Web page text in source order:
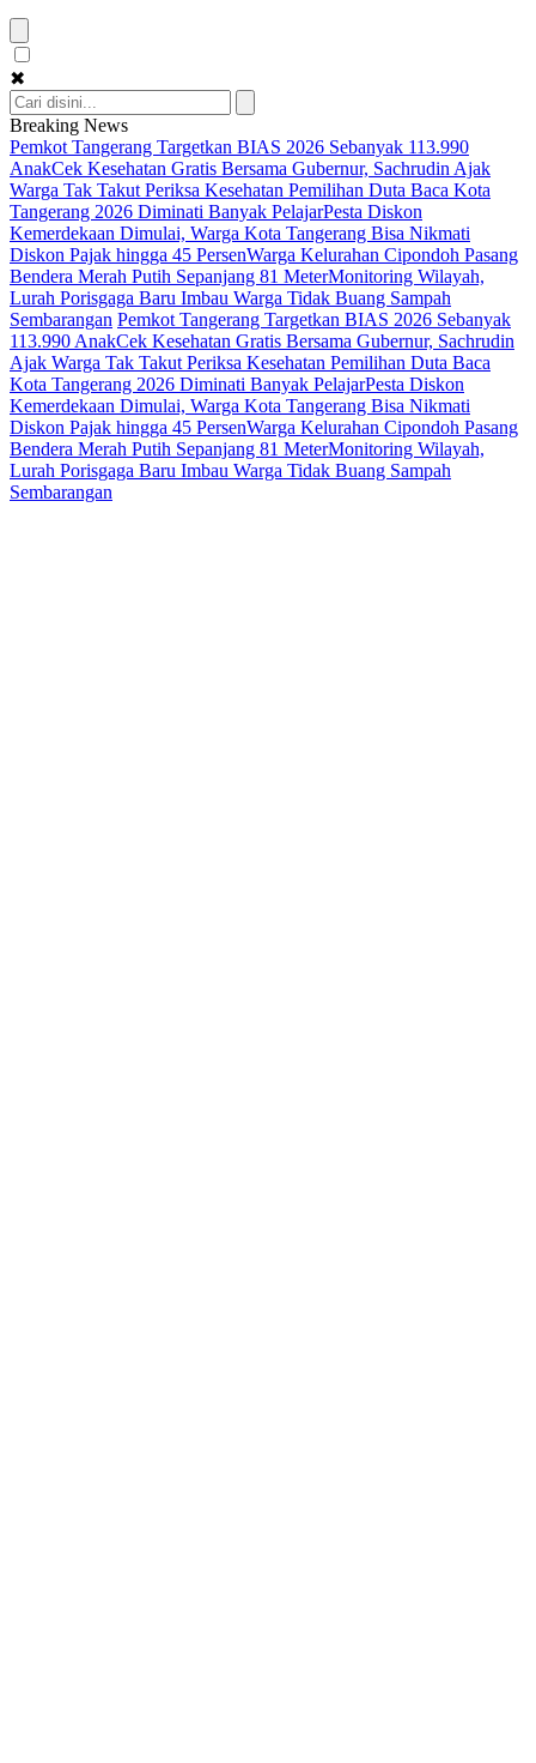
✖
Breaking News
Pemkot Tangerang Targetkan BIAS 2026 Sebanyak 113.990
AnakCek Kesehatan Gratis Bersama Gubernur, Sachrudin Ajak
Warga Tak Takut Periksa Kesehatan Pemilihan Duta Baca Kota
Tangerang 2026 Diminati Banyak PelajarPesta Diskon
Kemerdekaan Dimulai, Warga Kota Tangerang Bisa Nikmati
Diskon Pajak hingga 45 PersenWarga Kelurahan Cipondoh Pasang
Bendera Merah Putih Sepanjang 81 MeterMonitoring Wilayah,
Lurah Porisgaga Baru Imbau Warga Tidak Buang Sampah
Sembarangan Pemkot Tangerang Targetkan BIAS 2026 Sebanyak
113.990 AnakCek Kesehatan Gratis Bersama Gubernur, Sachrudin
Ajak Warga Tak Takut Periksa Kesehatan Pemilihan Duta Baca
Kota Tangerang 2026 Diminati Banyak PelajarPesta Diskon
Kemerdekaan Dimulai, Warga Kota Tangerang Bisa Nikmati
Diskon Pajak hingga 45 PersenWarga Kelurahan Cipondoh Pasang
Bendera Merah Putih Sepanjang 81 MeterMonitoring Wilayah,
Lurah Porisgaga Baru Imbau Warga Tidak Buang Sampah
Sembarangan